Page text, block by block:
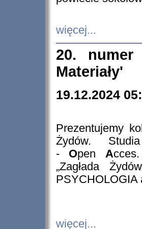
więcej...
20. numer
Materiały'
19.12.2024
Prezentujemy
Żydów.
- Open A
„Zagłada
PSYCHOLOGIA
więcej...